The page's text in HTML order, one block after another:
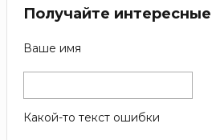
Получайте
Ваше имя
Какой-то текст ошибки